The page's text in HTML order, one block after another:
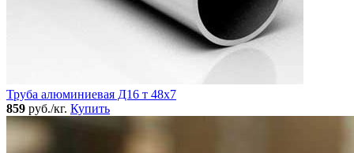
Труба алюминиевая Д16 т 48х7
859 руб./кг. Купить